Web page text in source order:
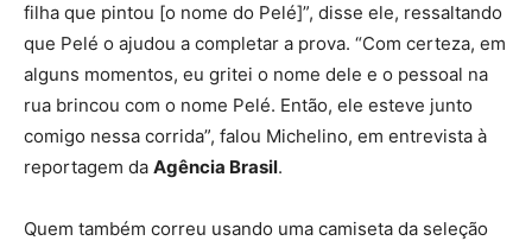
filha que pintou [o nome do Pelé]”, disse ele, ressaltando
que Pelé o ajudou a completar a prova. “Com certeza, em
alguns momentos, eu gritei o nome dele e o pessoal na
rua brincou com o nome Pelé. Então, ele esteve junto
comigo nessa corrida”, falou Michelino, em entrevista à
reportagem da Agência Brasil.
Quem também correu usando uma camiseta da seleção